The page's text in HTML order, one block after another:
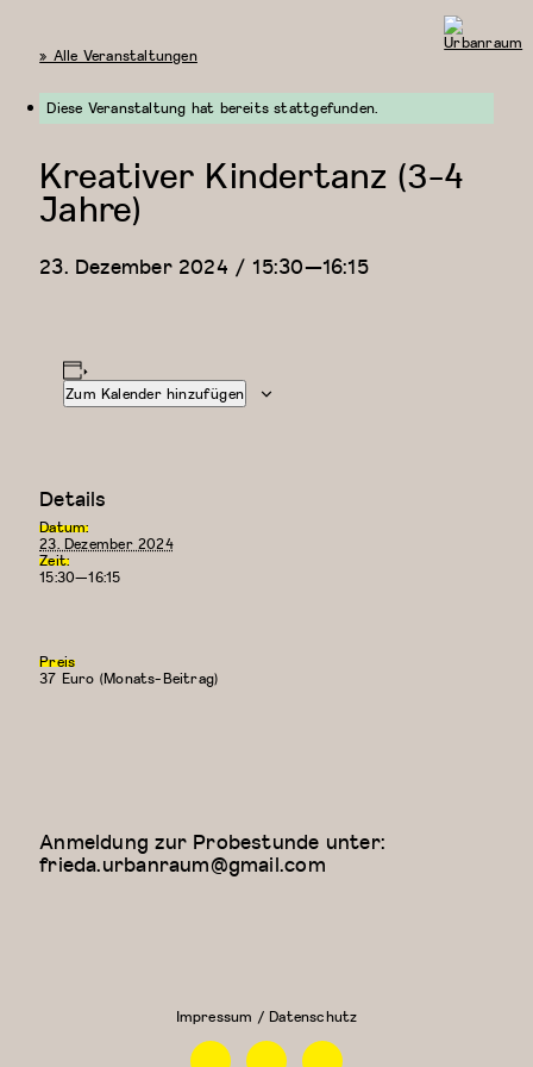
« Alle Veranstaltungen
Diese Veranstaltung hat bereits stattgefunden.
Kreativer Kindertanz (3-4
Jahre)
23. Dezember 2024 / 15:30—16:15
Anmeldung zur Probestunde unter:
frieda.urbanraum@gmail.com
Zum Kalender hinzufügen
Details
Datum:
23. Dezember 2024
Zeit:
15:30—16:15
Preis
37 Euro (Monats-Beitrag)
Impressum / Datenschutz
FacebookInstagramLinkedin